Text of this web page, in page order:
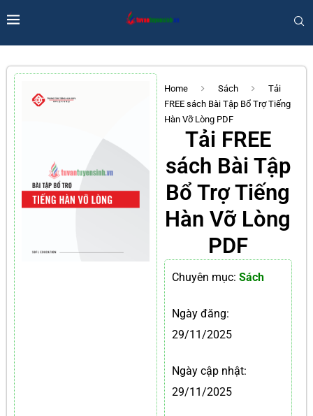
Home Sách
Tải
FREE sách Bài Tập Bổ Trợ Tiếng
Hàn Vỡ Lòng PDF
Tải FREE
sách Bài Tập
Bổ Trợ Tiếng
Hàn Vỡ Lòng
PDF
Chuyên mục: Sách
Ngày đăng:
29/11/2025
Ngày cập nhật:
29/11/2025